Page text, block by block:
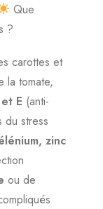
Que
?
carottes et
la tomate,
E (anti-
du stress
zinc
ou de